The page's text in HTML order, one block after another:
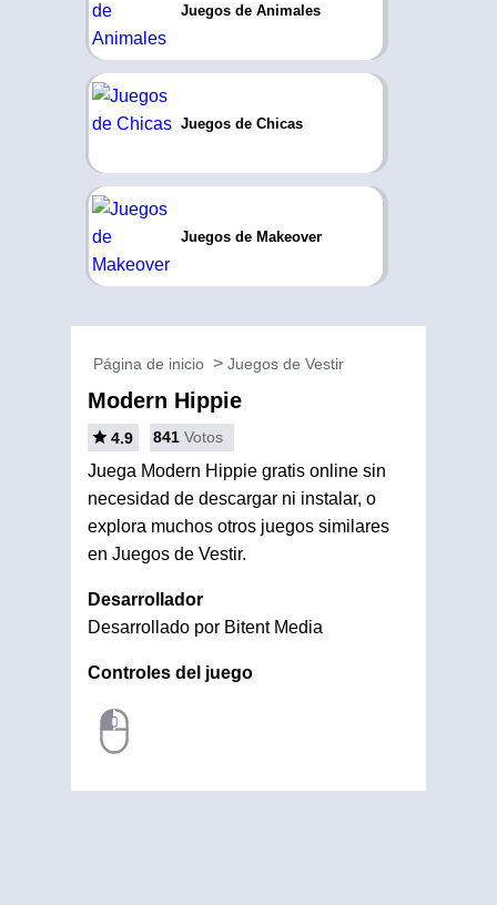
Juegos de Animales
Juegos de Chicas
Juegos de Makeover
Página de inicio Juegos de Vestir
Modern Hippie
4.9 841 Votos
Juega Modern Hippie gratis online sin
necesidad de descargar ni instalar, o
explora muchos otros juegos similares
en Juegos de Vestir.
Desarrollador
Desarrollado por Bitent Media
Controles del juego